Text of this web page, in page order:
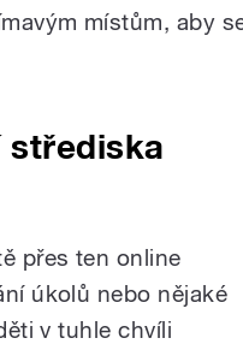
místům, aby
střediska
přes ten online
úkolů nebo nějaké
v tuhle chvíli